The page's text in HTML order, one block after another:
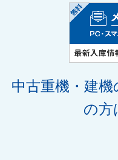
中古重機・建
の方